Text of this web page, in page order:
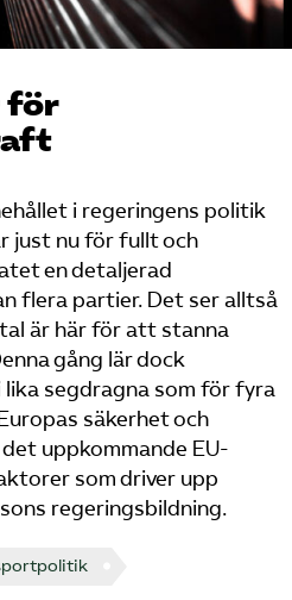
för
i regeringens politik
just nu för fullt och
en detaljerad
flera partier. Det ser alltså
är här för att stanna
gång lär dock
segdragna som för fyra
säkerhet och
uppkommande EU-
som driver upp
regeringsbildning.